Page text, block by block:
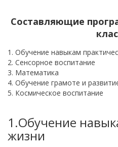
Составляющие
1. Обучение навыкам
2. Сенсорное воспитание
3. Математика
4. Обучение грамоте и
5. Космическое воспитание
1.Обучение
жизни